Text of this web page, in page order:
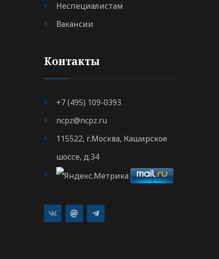
Неспециалистам
Вакансии
Контакты
+7 (495) 109-0393
ncpz@ncpz.ru
115522, г.Москва, Каширское
шоссе, д.34